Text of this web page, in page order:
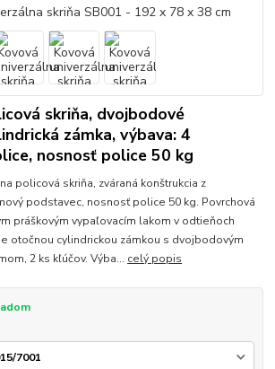
skriňa, dvojbodové
zámka, výbava: 4
nosnosť police 50 kg
policová skriňa, zváraná konštrukcia z
podstavec, nosnosť police 50 kg. Povrchová
práškovým vypaľovacím lakom v odtieňoch
otočnou cylindrickou zámkou s dvojbodovým
2 ks kľúčov. Výba... celý popis